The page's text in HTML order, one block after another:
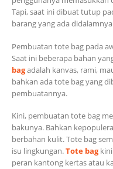
Tapi, saat ini dibuat tutup
barang yang ada
Pembuatan tote bag pada
Saat ini beberapa bahan
bagadalah kanvas, rami,
bahkan ada tote bag yang
pembuatannya.
Kini, pembuatan tote bag
bakunya. Bahkan
berbahan kulit. Tote bag
isu lingkungan.Tote bagkini
peran kantong kertas atau